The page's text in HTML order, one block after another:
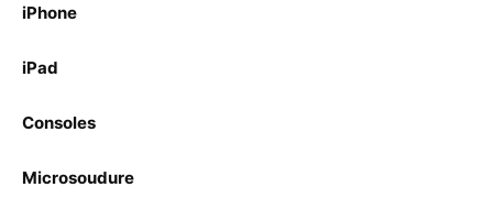
iPhone
iPad
Consoles
Microsoudure